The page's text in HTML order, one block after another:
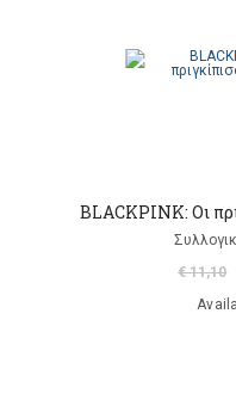
BLACKPINK: Οι
€ 11,10